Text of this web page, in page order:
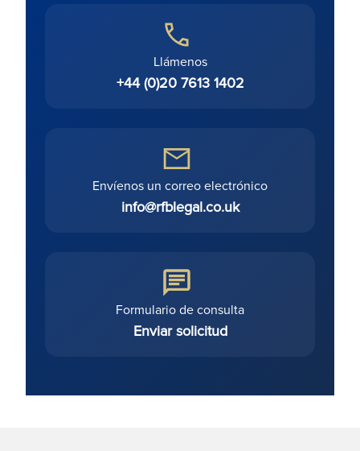
Llámenos
+44 (0)20 7613 1402
Envíenos un correo electrónico
info@rfblegal.co.uk
Formulario de consulta
Enviar solicitud